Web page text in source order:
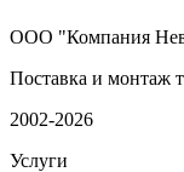
ООО "Компания
Поставка и монтаж
2002-2026
Услуги